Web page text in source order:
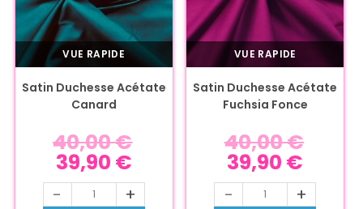
VUE RAPIDE
Satin Duchesse Acétate
Canard
40,00€
39,90 €
- +
VUE RAPIDE
Satin Duchesse Acétate
Fuchsia Fonce
40,00€
39,90 €
- +